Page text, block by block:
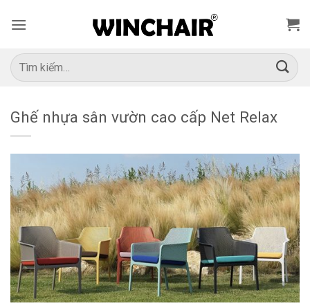
qua
dung
Tìm
kiếm:
Ghế nhựa sân vườn cao cấp Net Relax